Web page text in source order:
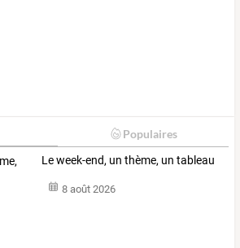
Populaires
Le week-end, un thème, un tableau
8 août 2026